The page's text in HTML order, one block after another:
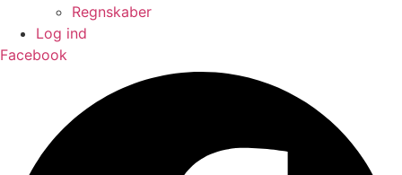
Regnskaber
Log ind
Facebook